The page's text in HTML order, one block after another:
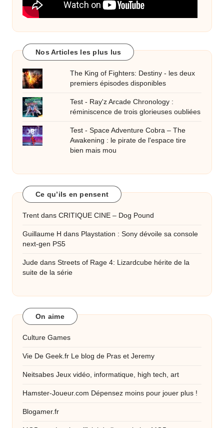
Nos Articles les plus lus
The King of Fighters: Destiny - les deux
premiers épisodes disponibles
Test - Ray'z Arcade Chronology :
réminiscence de trois glorieuses oubliées
Test - Space Adventure Cobra – The
Awakening : le pirate de l'espace tire
bien mais mou
Ce qu’ils en pensent
Trent dans CRITIQUE CINE – Dog Pound
Guillaume H dans Playstation : Sony dévoile sa console
next-gen PS5
Jude dans Streets of Rage 4: Lizardcube hérite de la
suite de la série
On aime
Culture Games
Vie De Geek.fr Le blog de Pras et Jeremy
Neitsabes Jeux vidéo, informatique, high tech, art
Hamster-Joueur.com Dépensez moins pour jouer plus !
Blogamer.fr